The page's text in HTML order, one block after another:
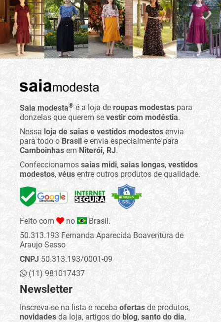
Saia modesta® é a loja de roupas modestas para
donzelas que querem se vestir com modéstia.
Nossa loja de saias e vestidos modestos envia
para todo o Brasil e envia especialmente para
Camboinhas em Niterói, RJ.
Confeccionamos saias midi, saias longas, vestidos
modestos, véus entre outros produtos de qualidade.
Feito com no
Brasil.
50.313.193 Fernanda Aparecida Boaventura de
Araujo Sesso
CNPJ 50.313.193/0001-09
(11) 981017437
Newsletter
Inscreva-se na lista e receba ofertas de produtos,
novidades da loja, artigos do blog, santo do dia,